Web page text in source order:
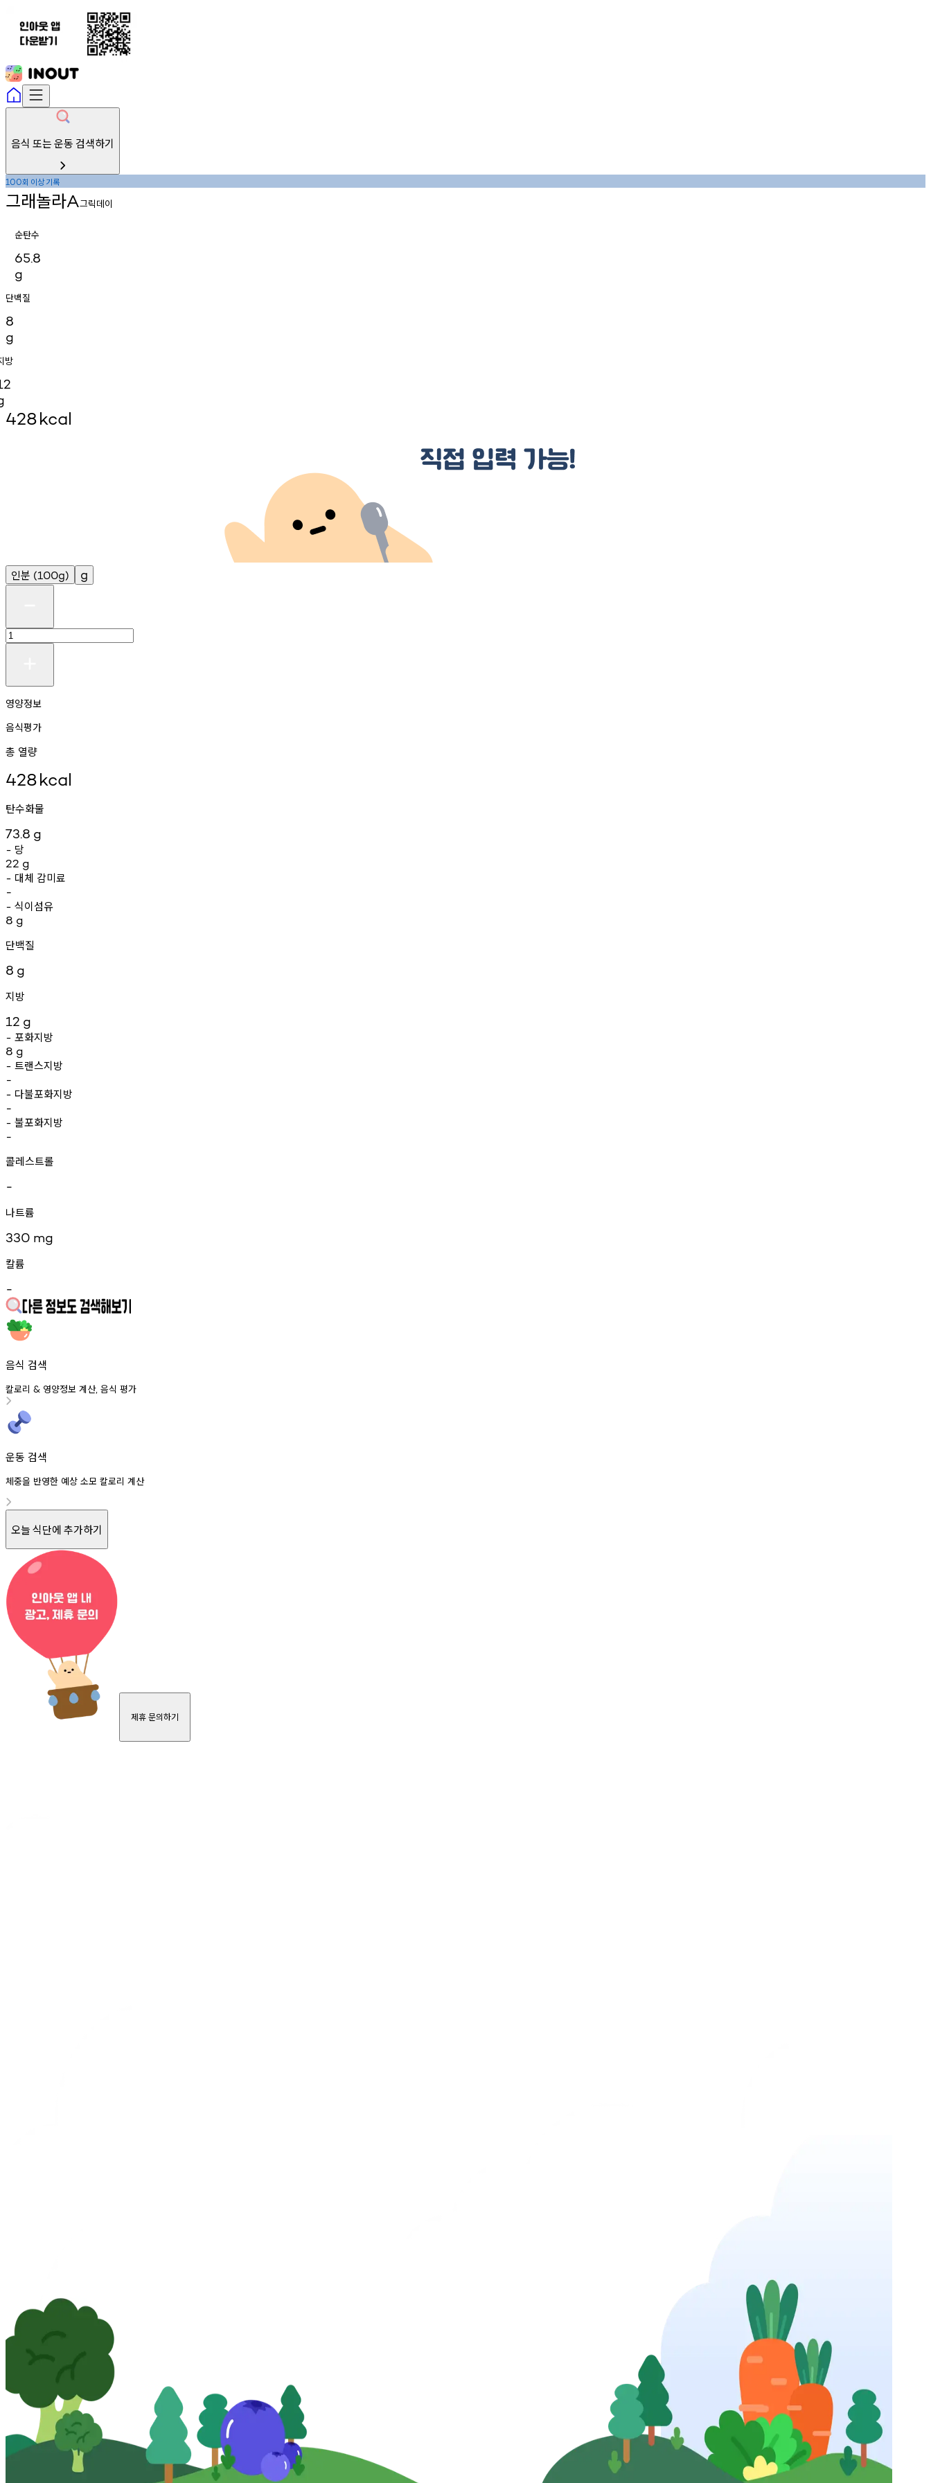
음식 또는 운동 검색하기
100회 이상기록
그래놀라A그릭데이
순탄수
65.8
g
단백질
8
g
방
428kcal
인분 (100g) g
영양정보
음식평가
총 열량
428kcal
탄수화물
73.8 g
- 당
22 g
- 대체 감미료
-
- 식이섬유
8 g
단백질
8 g
지방
12 g
- 포화지방
8 g
- 트랜스지방
-
- 다불포화지방
-
- 불포화지방
-
콜레스트롤
-
나트륨
330 mg
칼륨
-
음식 검색
칼로리 & 영양정보 계산, 음식 평가
운동 검색
체중을 반영한 예상 소모 칼로리 계산
오늘 식단에 추가하기
제휴 문의하기